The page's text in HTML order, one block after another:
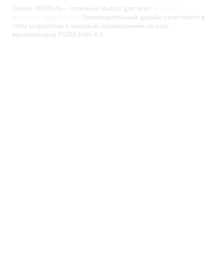
Серия VENTUS – отличный выбор для всех
Привлекательный дизайн сочетается в
этом устройстве с мощным охлаждением за счет
вентиляторов TORX FAN 4.0.